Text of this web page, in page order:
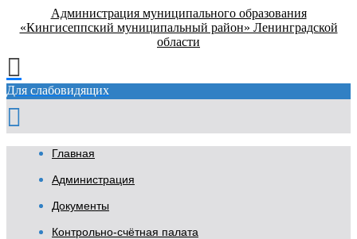
Администрация муниципального образования
«Кингисеппский муниципальный район» Ленинградской
области
Для слабовидящих
Главная
Администрация
Документы
Контрольно-счётная палата